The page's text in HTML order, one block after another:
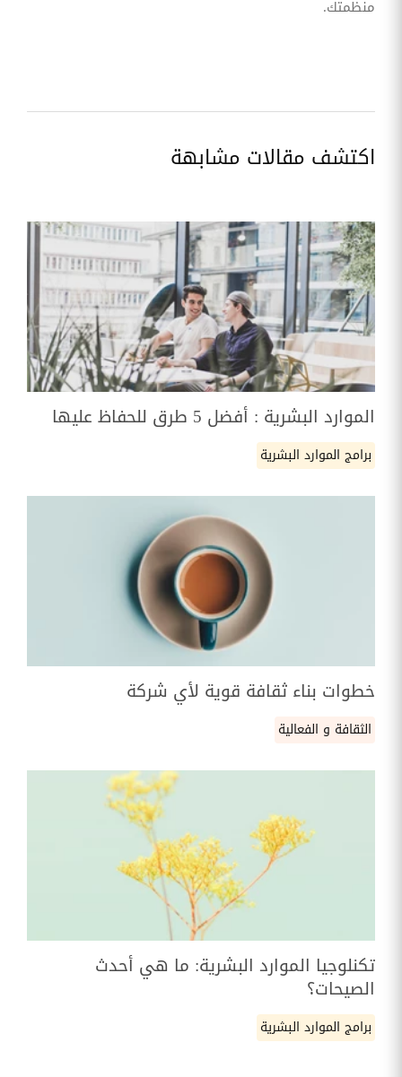
منظمتك.
اكتشف مقالات مشابهة
الموارد البشرية : أفضل 5 طرق للحفاظ عليها
برامج الموارد البشرية
خطوات بناء ثقافة قوية لأي شركة
الثقافة و الفعالية
تكنلوجيا الموارد البشرية: ما هي أحدث
الصيحات؟
برامج الموارد البشرية